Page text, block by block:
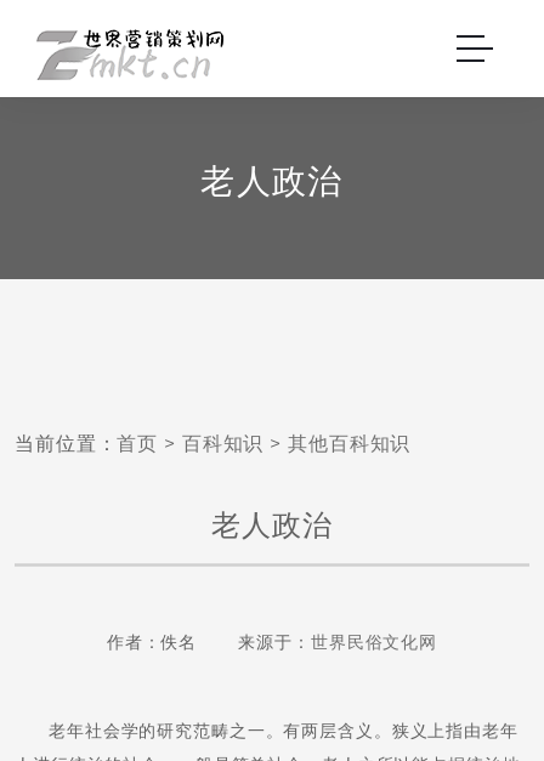
老人政治
当前位置：首页 > 百科知识 > 其他百科知识
老人政治
作者：佚名 来源于： 世界民俗文化网
老年社会学的研究范畴之一。有两层含义。狭义上指由老年